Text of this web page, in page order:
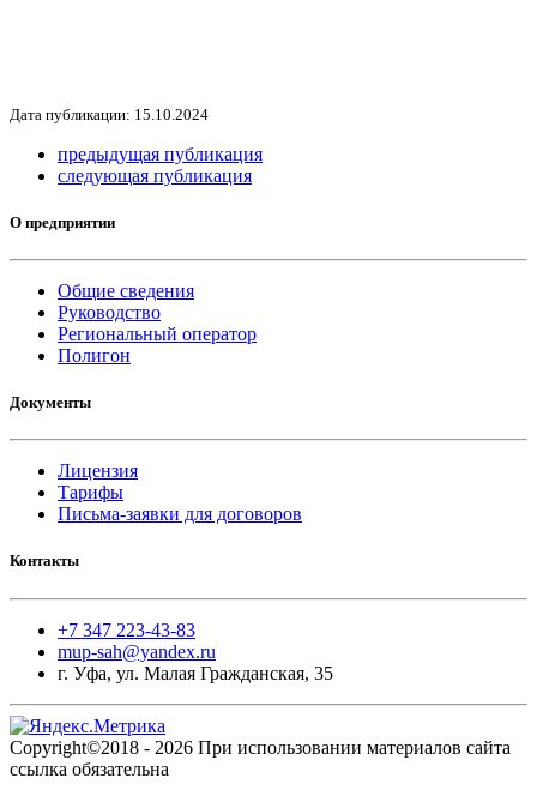
Дата публикации: 15.10.2024
предыдущая публикация
следующая публикация
О предприятии
Общие сведения
Руководство
Региональный оператор
Полигон
Документы
Лицензия
Тарифы
Письма-заявки для договоров
Контакты
+7 347 223-43-83
mup-sah@yandex.ru
г. Уфа, ул. Малая Гражданская, 35
Copyright©2018 - 2026 При использовании материалов сайта
ссылка обязательна